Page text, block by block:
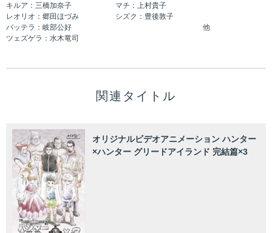
キルア：三橋加奈子 マチ：上村貴子
レオリオ：郷田ほづみ シズク：豊後敦子
バッテラ：岐部公好 他
ツェズゲラ：水木竜司
関連タイトル
オリジナルビデオアニメーション ハンター
×ハンター グリードアイランド 完結篇×3